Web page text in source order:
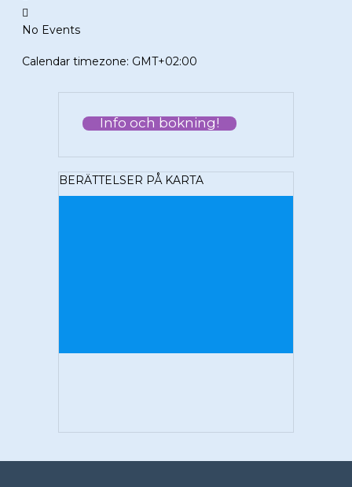
No Events
Calendar timezone: GMT+02:00
Info och bokning!
BERÄTTELSER PÅ KARTA